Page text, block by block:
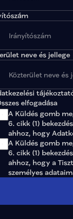
neve és jellege
elfogadása
A Küldés gomb
6. cikk (1)
ahhoz, hogy
A Küldés gomb
6. cikk (1)
ahhoz, hogy a
személyes